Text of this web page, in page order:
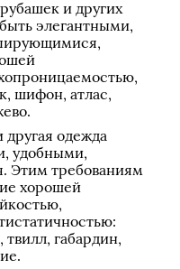
и других
элегантными,
шифон, атлас,
одежда
удобными,
Этим требованиям
хорошей
габардин,